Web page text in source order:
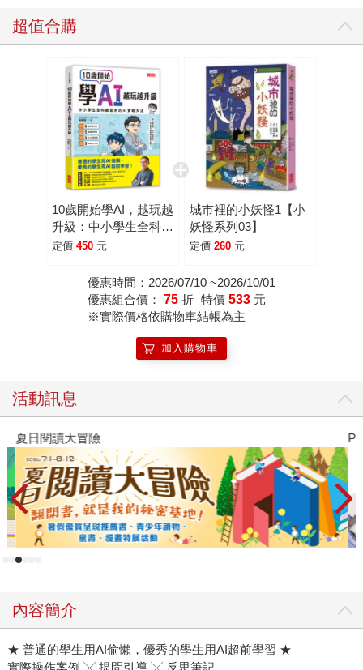
超值合購
10歲開始學AI，越玩越
升級：中小學生全科都
能用的AI實戰大法
定價 450 元
城市裡的小妖怪1【小
妖怪系列03】
定價 260 元
優惠時間：2026/07/10 ~2026/10/01
優惠組合價： 75 折 特價 533 元
※實際價格依購物車結帳為主
加入購物車
活動訊息
夏日閱讀大冒險
內容簡介
★ 普通的學生用AI偷懶，優秀的學生用AI超前學習 ★